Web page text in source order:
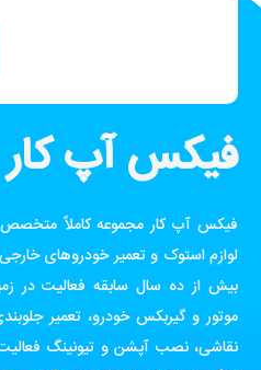
فیکس آپ کار
فیکس آپ کار مجموعه کاملاً متخصص
لوازم استوک و تعمیر خودروهای
بیش از ده سال سابقه فعالیت در
موتور و گیربکس خودرو، تعمیر
نقاشی، نصب آپشن و تیونینگ